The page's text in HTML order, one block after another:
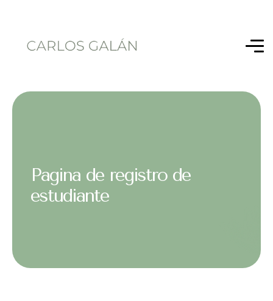
Pagina de registro de
estudiante